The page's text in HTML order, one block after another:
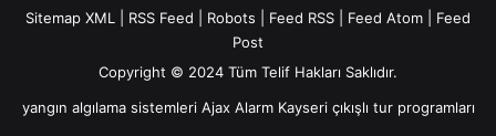
Sitemap XML RSS Feed Robots Feed RSS Feed Atom
Feed
Post
Copyright © 2024 Tüm Telif Hakları Saklıdır.
yangın algılama sistemleri Ajax Alarm Kayseri çıkışlı tur programları